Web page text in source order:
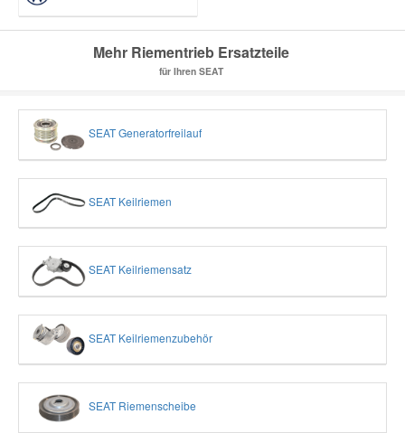
Mehr Riementrieb Ersatzteile
für Ihren SEAT
SEAT Generatorfreilauf
SEAT Keilriemen
SEAT Keilriemensatz
SEAT Keilriemenzubehör
SEAT Riemenscheibe